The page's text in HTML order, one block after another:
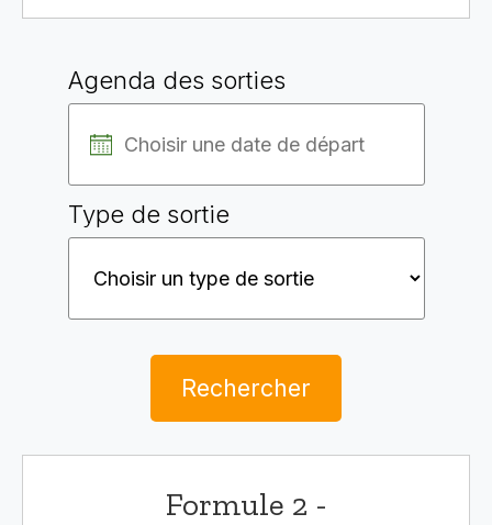
Agenda des sorties
Type de sortie
Rechercher
Formule 2 -